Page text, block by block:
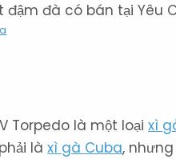
đậm đà có bán tại Yêu
Torpedo là một loạixì
làxì gà Cuba,